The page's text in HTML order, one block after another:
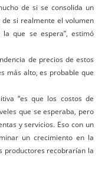
de si se consolida un
si realmente el volumen
que se espera”, estimó
de precios de estos
más alto, es probable que
“es que los costos de
que se esperaba, pero
y servicios. Eso con un
un crecimiento en la
productores recobrarían la